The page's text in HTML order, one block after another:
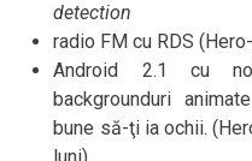
detection
radio FM cu RDS
Android 2.1 cu
backgrounduri
bune să-ţi ia ochii.